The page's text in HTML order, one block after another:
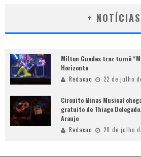
+ NOTÍCIAS
Milton Guedes traz turnê
Horizonte
Redacao 22 de julho
Circuito Minas Musical
gratuito de Thiago
Araujo
Redacao 20 de julho